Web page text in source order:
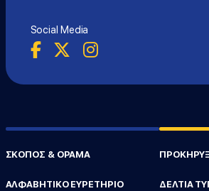
Social Media
ΣΚΟΠΟΣ & ΟΡΑΜΑ
ΑΛΦΑΒΗΤΙΚΟ ΕΥΡΕΤΗΡΙΟ ΔΕΛΤΙΑ